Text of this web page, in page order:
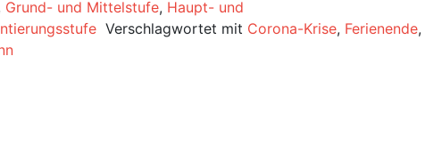
Grund- und Mittelstufe, Haupt- und
Verschlagwortet mit Corona-Krise, Ferienende,